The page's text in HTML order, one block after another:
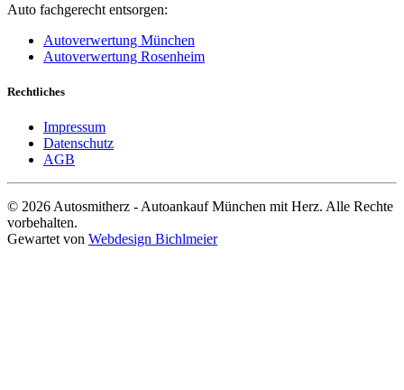
Auto fachgerecht entsorgen:
Autoverwertung München
Autoverwertung Rosenheim
Rechtliches
Impressum
Datenschutz
AGB
© 2026 Autosmitherz - Autoankauf München mit Herz. Alle Rechte
vorbehalten.
Gewartet von Webdesign Bichlmeier